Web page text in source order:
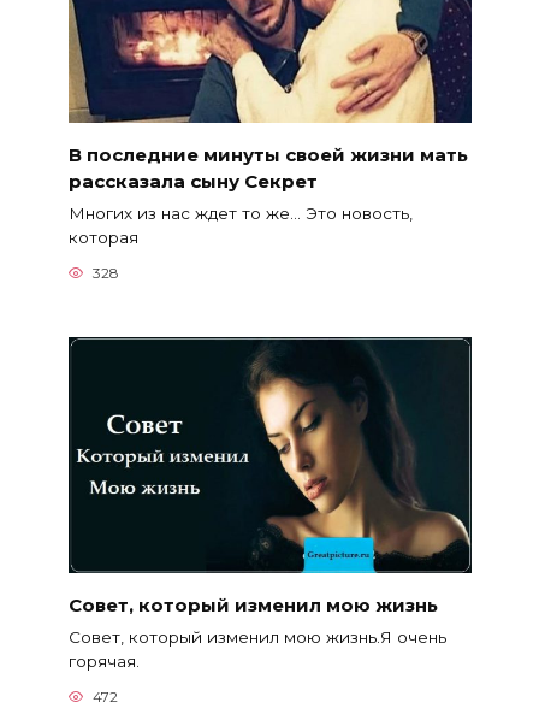
В последние минуты своей жизни мать
рассказала сыну Секрет
Многих из нас ждет то же… Это новость,
которая
328
Совет, который изменил мою жизнь
Совет, который изменил мою жизнь.Я очень
горячая.
472